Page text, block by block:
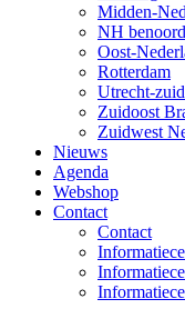
Midden-
NH
Oost-
Rotterdam
Utrecht-
Zuidoost
Zuidwest
Nieuws
Agenda
Webshop
Contact
Contact